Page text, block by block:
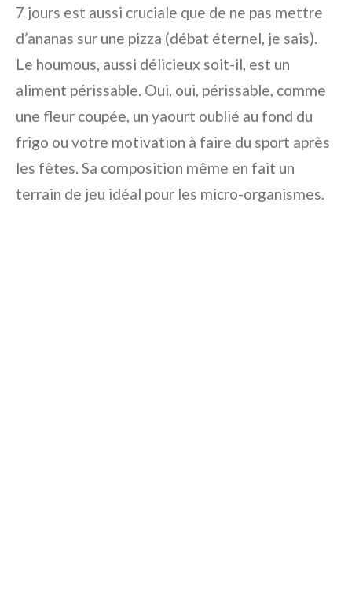
7 jours est aussi cruciale que de ne pas mettre
d’ananas sur une pizza (débat éternel, je sais).
Le houmous, aussi délicieux soit-il, est un
aliment périssable. Oui, oui, périssable, comme
une fleur coupée, un yaourt oublié au fond du
frigo ou votre motivation à faire du sport après
les fêtes. Sa composition même en fait un
terrain de jeu idéal pour les micro-organismes.